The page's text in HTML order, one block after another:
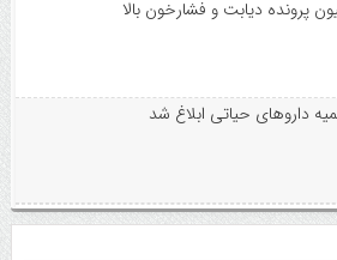
داروهای حیاتی ابلاغ شد